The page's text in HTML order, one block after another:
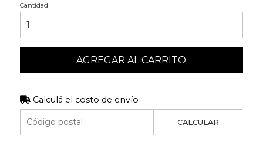
Cantidad
AGREGAR AL CARRITO
Calculá el costo de envío
CALCULAR